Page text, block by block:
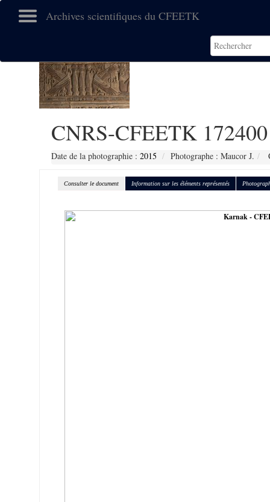
Archives scientifiques du CFEETK
CNRS-CFEETK 172400
Date de la photographie : 2015 Photographe : Maucor J.
Consulter le document Information sur les éléments représentés